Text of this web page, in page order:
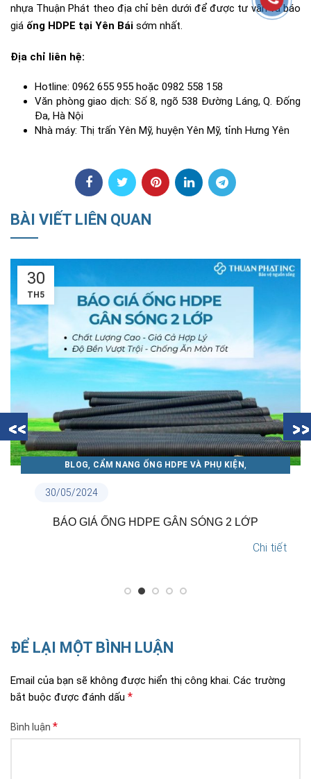
nhựa Thuận Phát theo địa chỉ bên dưới để được tư vấn và báo
giá ống HDPE tại Yên Bái sớm nhất.
Địa chỉ liên hệ:
Hotline: 0962 655 955 hoặc 0982 558 158
Văn phòng giao dịch: Số 8, ngõ 538 Đường Láng, Q. Đống
Đa, Hà Nội
Nhà máy: Thị trấn Yên Mỹ, huyện Yên Mỹ, tỉnh Hưng Yên
BÀI VIẾT LIÊN QUAN
18
TH5
18/05/2024
CẨM NANG ỐNG NHỰA THUẬN PHÁT,TIN NỘI BỘ
TẠI SAO NÊN LỰA CHỌN ỐNG NHỰA THUẬN PHÁT?
Chi tiết
ĐỂ LẠI MỘT BÌNH LUẬN
Email của bạn sẽ không được hiển thị công khai. Các trường
bắt buộc được đánh dấu *
Bình luận *